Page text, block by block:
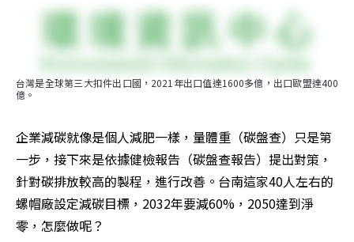
台灣是全球第三大扣件出口國，2021年出口值達1600多億，出口歐盟達400
億。
企業減碳就像是個人減肥一樣，量體重（碳盤查）只是第
一步，接下來是依據健檢報告（碳盤查報告）提出對策，
針對碳排放較高的製程，進行改善。台南這家40人左右的
螺帽廠設定減碳目標，2032年要減60%，2050達到淨
零，怎麼做呢？